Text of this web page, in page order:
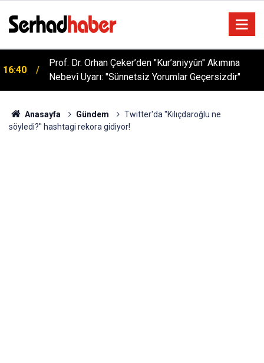
Prof. Dr. Orhan Çeker’den "Kur’aniyyûn" Akımına
Nebevî Uyarı: "Sünnetsiz Yorumlar Geçersizdir"
05:57
Sağlıklı Beslenmede Yeni Trend: Düşük Kalorili
Multi-Fiber İçecek Tozu
Anasayfa Gündem
Twitter'da ''Kılıçdaroğlu ne
söyledi?'' hashtagi rekora gidiyor!